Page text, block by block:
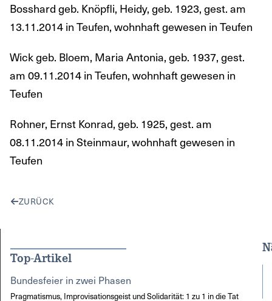
Bosshard geb. Knöpfli, Heidy, geb. 1923, gest. am
13.11.2014 in Teufen, wohnhaft gewesen in Teufen
Wick geb. Bloem, Maria Antonia, geb. 1937, gest.
am 09.11.2014 in Teufen, wohnhaft gewesen in
Teufen
Rohner, Ernst Konrad, geb. 1925, gest. am
08.11.2014 in Steinmaur, wohnhaft gewesen in
Teufen
ZURÜCK
Top-Artikel
Bundesfeier in zwei Phasen
Pragmatismus, Improvisationsgeist und Solidarität: 1 zu 1 in die Tat